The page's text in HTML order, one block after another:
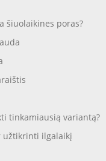
šiuolaikines poras?
tinkamiausią variantą?
užtikrinti ilgalaikį